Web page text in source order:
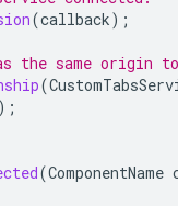
(callback);
the same origin
(
);
(ComponentName